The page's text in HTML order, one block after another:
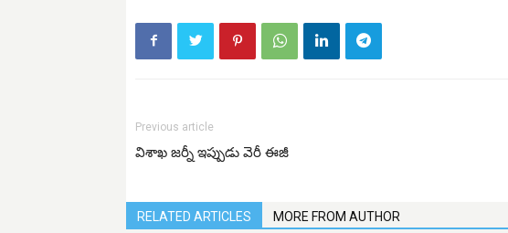
Previous article
విశాఖ జర్నీ ఇప్పుడు వెరీ ఈజీ
RELATED ARTICLES MORE FROM AUTHOR